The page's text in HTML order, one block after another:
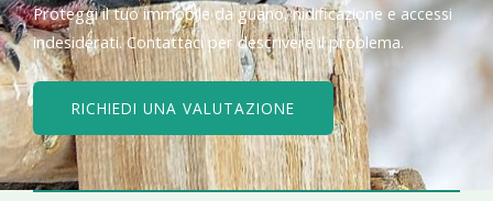
Proteggi il tuo immobile da guano, nidificazione e accessi
indesiderati. Contattaci per descrivere il problema.
RICHIEDI UNA VALUTAZIONE